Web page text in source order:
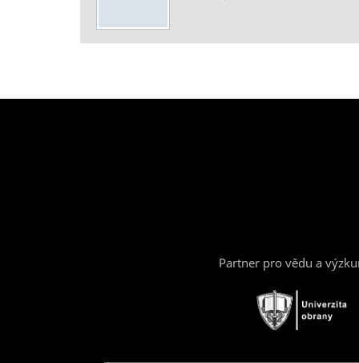
Partner pro vědu a